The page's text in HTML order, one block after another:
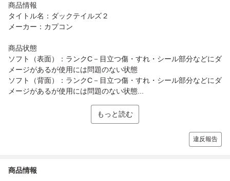
商品情報
タイトル名：ダックテイルズ２
メーカー：カプコン
商品状態
ソフト（表面）：ランクC－目立つ傷・すれ・シール部分などにダ
メージがあるが使用には問題のない状態
ソフト（背面）：ランクC－目立つ傷・すれ・シール部分などにダ
メージがあるが使用には問題のない状態...
もっと読む
違反報告
商品情報